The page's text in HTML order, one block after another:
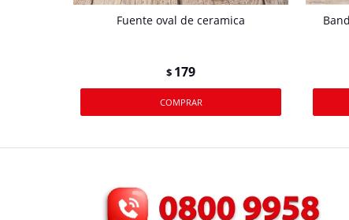
Fuente oval de ceramica
$ 179